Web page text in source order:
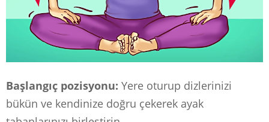
Başlangıç ​​pozisyonu: Yere oturup dizlerinizi
bükün ve kendinize doğru çekerek ayak